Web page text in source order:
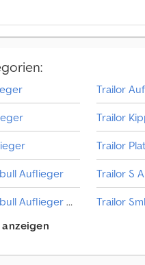
Auflieger
Schmitz Cargobull Auflieger Wechselfahrgestell
Schmitz Cargobull Skl Auflieger
Trailor
Trailor
Trailor S
Trailor
Trailor
anzeigen
M
o
n
a
t
l
i
c
h
ü
b